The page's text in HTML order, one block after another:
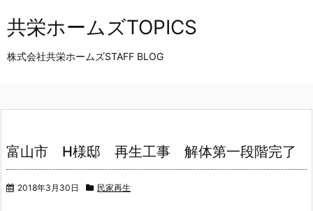
共栄ホームズTOPICS
株式会社共栄ホームズSTAFF BLOG
富山市 H様邸 再生工事 解体第一段階完了
2018年3月30日 民家再生